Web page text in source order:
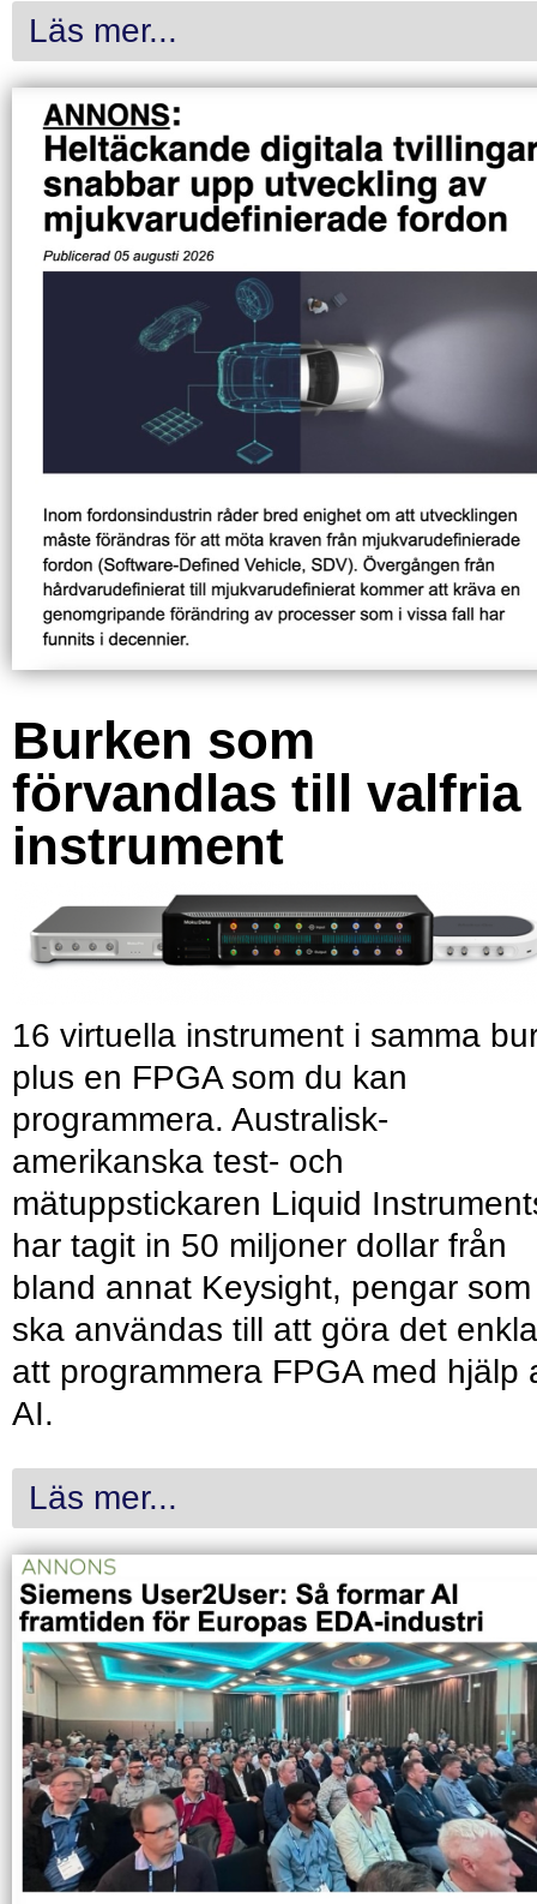
Läs mer...
Burken som
förvandlas till valfria
instrument
16 virtuella instrument i samma
plus en FPGA som du kan
programmera. Australisk-
amerikanska test- och
mätuppstickaren Liquid
har tagit in 50 miljoner dollar från
bland annat Keysight, pengar som
ska användas till att göra det
att programmera FPGA med hjälp
AI.
Läs mer...